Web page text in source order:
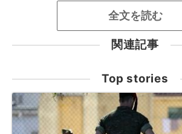
全文を読む
関連記事
Top stories